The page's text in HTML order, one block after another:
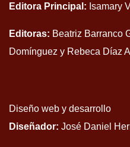
Editora Principal: Isamary
Editoras: Beatriz Barranco
Domínguez y Rebeca Díaz
Diseño web y desarrollo
Diseñador: José Daniel